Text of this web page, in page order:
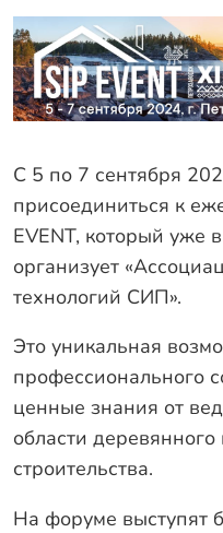
Доставка
Оплата
Отзывы
Гарантии
Программа
Вакансии
Калькулятор ЖБ свай
Заказать звонок
С 5 по 7 сентября
присоединиться к
EVENT, который уже
организует
технологий СИП».
Это уникальная
профессионального
ценные знания от
области
строительства.
На форуме выступят